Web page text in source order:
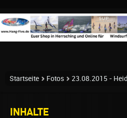
Startseite Fotos 23.08.2015 -
INHALTE